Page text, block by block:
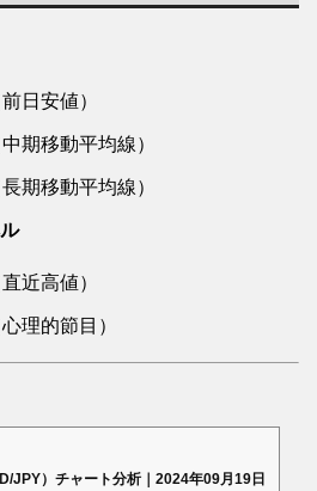
日安値）
期移動平均線）
期移動平均線）
近高値）
理的節目）
JPY）チャート分析｜2024年09月19日